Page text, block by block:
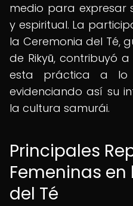
medio para expresar
y espiritual. La
la Ceremonia del Té,
de Rikyū, contribuyó
esta práctica a lo
evidenciando así su
la cultura samurái.
Principales
Femeninas
del Té